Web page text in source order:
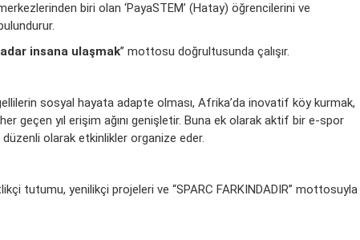
biri olan ‘PayaSTEM’ (Hatay) öğrencilerini ve
insana ulaşmak’’ mottosu doğrultusunda çalışır.
sosyal hayata adapte olması, Afrika’da inovatif köy kurmak,
geçen yıl erişim ağını genişletir. Buna ek olarak aktif bir e-spor
düzenli olarak etkinlikler organize eder.
tutumu, yenilikçi projeleri ve “SPARC FARKINDADIR” mottosuyla